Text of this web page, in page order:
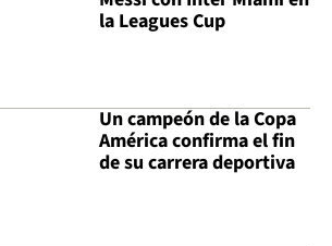
la Leagues Cup
Un campeón de la Copa
América confirma el fin
de su carrera deportiva